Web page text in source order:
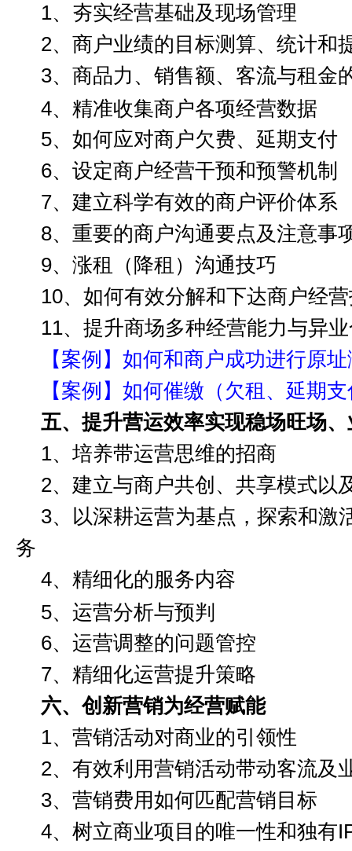
1、夯实经营基础及现场管理
2、 商户业绩的目标测算、统计和
3、商品力、销售额、客流与租金
4、精准收集商户各项经营数据
5、 如何应对商户欠费、延期支付
6、 设定商户经营干预和预警机制
7、建立科学有效的商户评价体系
8、重要的商户沟通要点及注意事
9、涨租（降租）沟通技巧
10、如何有效分解和下达商户经
11、提升商场多种经营能力与异
【案例】如何和商户成功进行原址
【案例】如何催缴（欠租、延期
五、 提升营运效率实现稳场旺场
1、培养带运营思维的招商
2、建立与商户共创、共享模式以
3、 以深耕运营为基点，探索和激
务
4、精细化的服务内容
5、运营分析与预判
6、运营调整的问题管控
7、精细化运营提升策略
六、创新营销为经营赋能
1、 营销活动对商业的引领性
2、 有效利用营销活动带动客流及
3、 营销费用如何匹配营销目标
4、 树立商业项目的唯一性和独有